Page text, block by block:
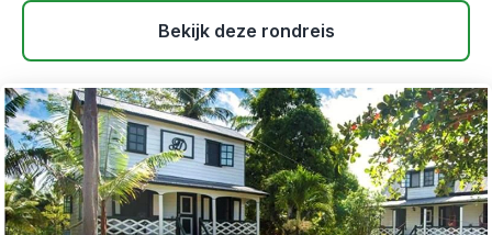
Bekijk deze rondreis